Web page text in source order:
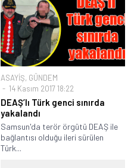
ASAYİŞ, GÜNDEM
14 Kasım 2017 18:22
DEAŞ’lı Türk genci sınırda
yakalandı
Samsun'da terör örgütü DEAŞ ile
bağlantısı olduğu ileri sürülen
Türk...